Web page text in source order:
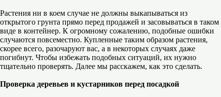
Растения ни в коем случае не должны выкапываться из
открытого грунта прямо перед продажей и засовываться в таком
виде в контейнер. К огромному сожалению, подобные ошибки
случаются повсеместно. Купленные таким образом растения,
скорее всего, разочаруют вас, а в некоторых случаях даже
погибнут. Чтобы избежать подобных ситуаций, их нужно
тщательно проверять. Далее мы расскажем, как это сделать.
Проверка деревьев и кустарников перед посадкой